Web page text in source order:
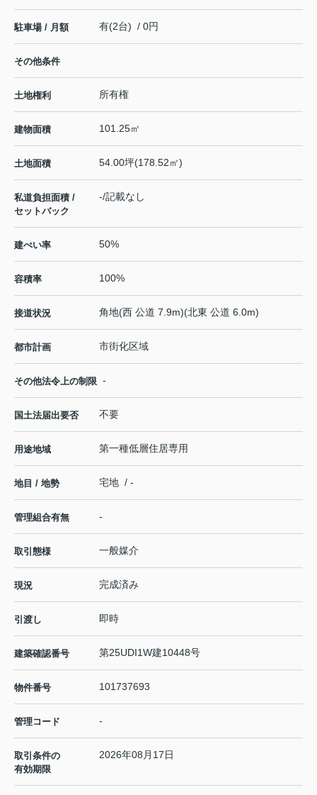
駐車場 / 月額 有(2台) / 0円
その他条件
土地権利 所有権
建物面積 101.25㎡
土地面積 54.00坪(178.52㎡)
私道負担面積 /
セットバック
-/記載なし
建ぺい率 50%
容積率 100%
接道状況 角地(西 公道 7.9m)(北東 公道 6.0m)
都市計画 市街化区域
その他法令上の制限 -
国土法届出要否 不要
用途地域 第一種低層住居専用
地目 / 地勢 宅地 / -
管理組合有無 -
取引態様 一般媒介
現況 完成済み
引渡し 即時
建築確認番号 第25UDI1W建10448号
物件番号 101737693
管理コード -
取引条件の
有効期限
2026年08月17日